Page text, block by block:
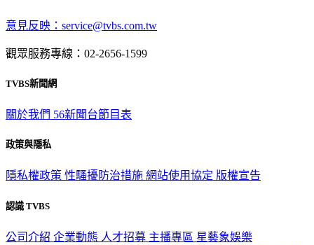
意見反映：service@tvbs.com.tw
觀眾服務專線：02-2656-1599
TVBS新聞網
關於我們 56新聞台節目表
政策與隱私
隱私權政策 性騷擾防治措施 網站使用協定 版權宣告
認識 TVBS
公司介紹 企業動態 人才招募 主播專區 星藝象娛樂